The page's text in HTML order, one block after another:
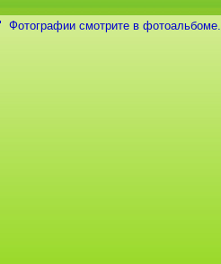
Фотографии смотрите в фотоальбоме.